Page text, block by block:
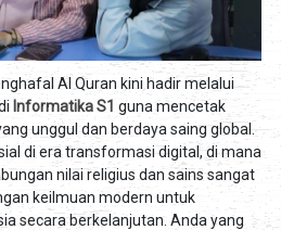
Al Quran kini hadir melalui
Informatika S1 guna mencetak
unggul dan berdaya saing global.
di era transformasi digital, di mana
nilai religius dan sains sangat
keilmuan modern untuk
secara berkelanjutan. Anda yang